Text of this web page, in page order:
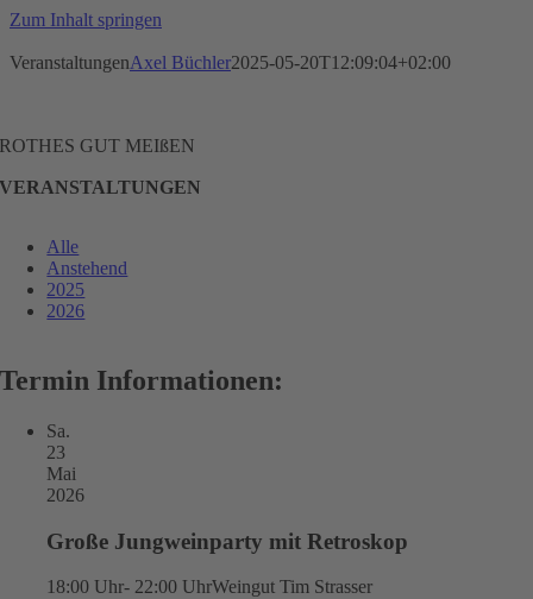
Zum Inhalt springen
VeranstaltungenAxel Büchler2025-05-20T12:09:04+02:00
ROTHES GUT MEIßEN
VERANSTALTUNGEN
Alle
Anstehend
2025
2026
Termin Informationen:
Sa.
23
Mai
2026
Große Jungweinparty mit Retroskop
18:00 Uhr- 22:00 UhrWeingut Tim Strasser